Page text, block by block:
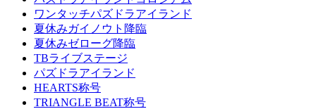
ワンタッチパズドラアイランド
夏休みガイノウト降臨
夏休みゼローグ降臨
TBライブステージ
パズドラアイランド
HEARTS称号
TRIANGLE BEAT称号